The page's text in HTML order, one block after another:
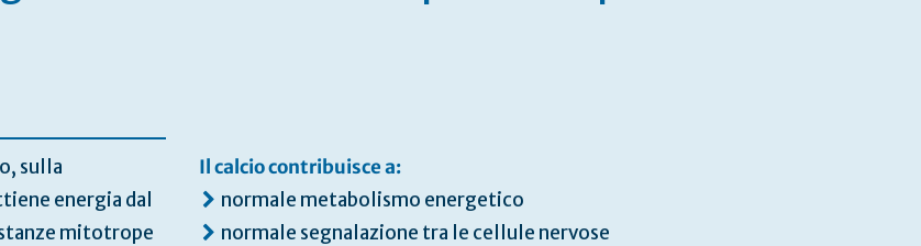
sulla
energia dal
mitotrope
Il calcio contribuisce a:
normale metabolismo energetico
normale segnalazione tra le cellule nervose